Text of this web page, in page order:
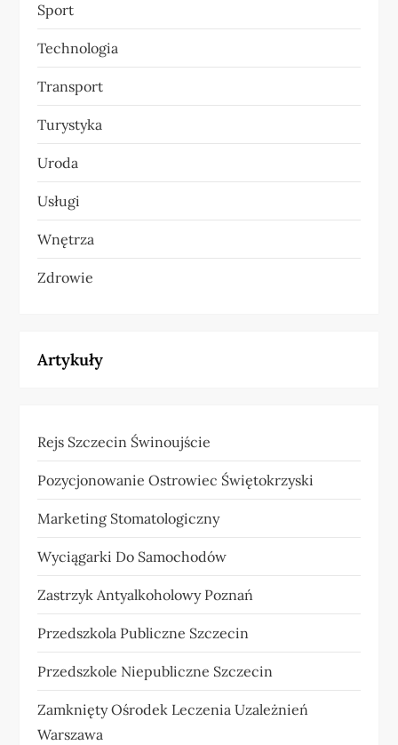
Sport
Technologia
Transport
Turystyka
Uroda
Usługi
Wnętrza
Zdrowie
Artykuły
Rejs Szczecin Świnoujście
Pozycjonowanie Ostrowiec Świętokrzyski
Marketing Stomatologiczny
Wyciągarki Do Samochodów
Zastrzyk Antyalkoholowy Poznań
Przedszkola Publiczne Szczecin
Przedszkole Niepubliczne Szczecin
Zamknięty Ośrodek Leczenia Uzależnień
Warszawa